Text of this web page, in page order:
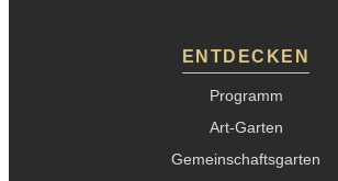
ENTDECKEN
Programm
Art-Garten
Gemeinschaftsgarten